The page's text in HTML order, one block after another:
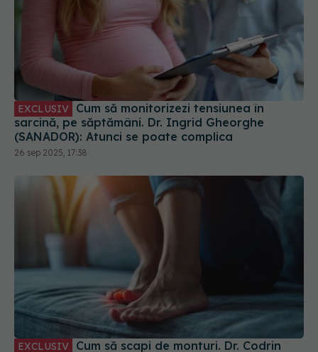
EXCLUSIV
Cum să monitorizezi tensiunea în
sarcină, pe săptămâni. Dr. Ingrid Gheorghe
(SANADOR): Atunci se poate complica
26 sep 2025, 17:38
EXCLUSIV
Huszar (SANADOR): Fiecare metodă are avantaje
și dezavantaje